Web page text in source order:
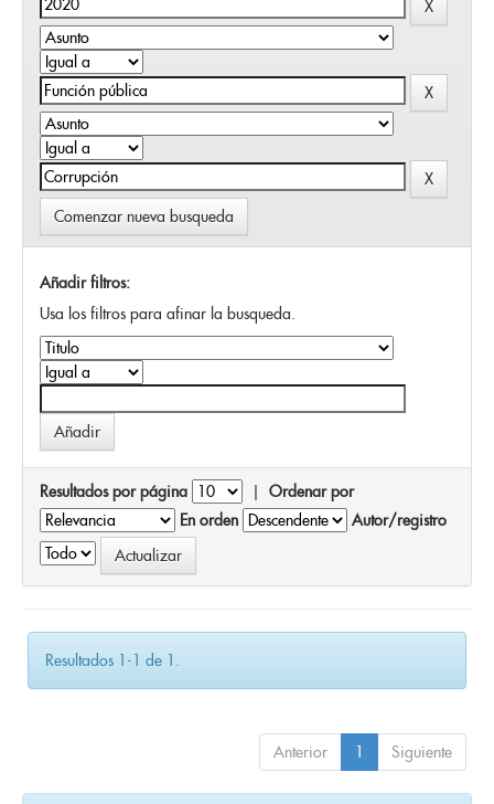
Comenzar nueva busqueda
Añadir filtros:
Usa los filtros para afinar la busqueda.
Resultados por página | Ordenar por
En orden
Autor/registro
Resultados 1-1 de 1.
Anterior 1 Siguiente